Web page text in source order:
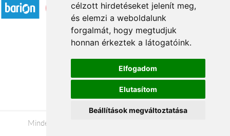
célzott hirdetéseket jelenít meg,
és elemzi a weboldalunk
forgalmát, hogy megtudjuk
honnan érkeztek a látogatóink.
Elfogadom
Elutasítom
Beállítások megváltoztatása
Á.SZ.F.
Impresszum
Adatkezelési tájékoztató
Minden jog fenntartva © 2026 |